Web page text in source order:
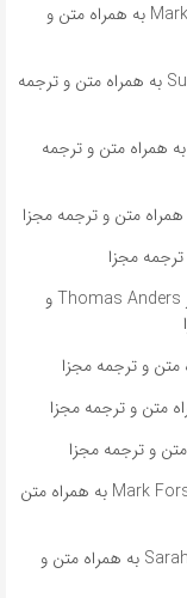
آهنگ آلمانی Wie Früher Mal Dich از Mark Forster به همراه متن و
آهنگ آلمانی ​​Tamam Tamam از Summer Cem به همراه متن و ترجمه
آهنگ آلمانی ​​Grund genug از Madeline Juno به همراه متن و ترجمه
آهنگ آلمانی ​​Sie sagte doch sie liebt mich از Thomas Anders و
آهنگ آلمانی ​​Einer dieser Steine از Sido و Mark Forster به همراه متن
آهنگ آلمانی ​​Te Amo Mi Amor از Sarah Lombardi به همراه متن و